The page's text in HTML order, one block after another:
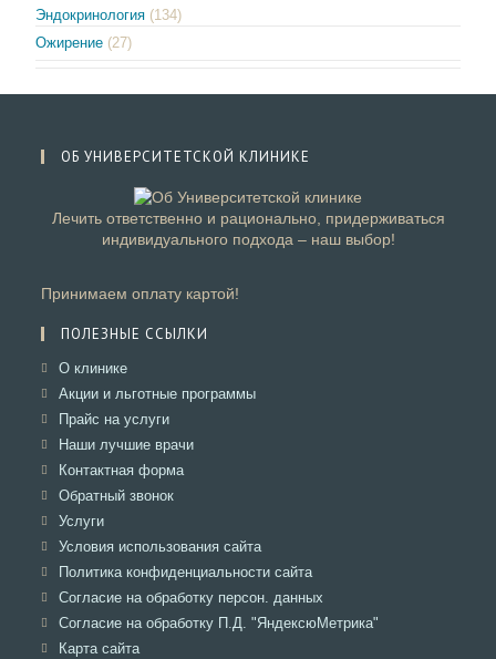
Эндокринология (134)
Ожирение (27)
ОБ УНИВЕРСИТЕТСКОЙ КЛИНИКЕ
Лечить ответственно и рационально, придерживаться
индивидуального подхода – наш выбор!
Принимаем оплату картой!
ПОЛЕЗНЫЕ ССЫЛКИ
О клиникеОткроется
в
вкладке
Акции и льготные программыОткроется
Прайс на услугиОткроется
в
вкладке
Наши лучшие врачиОткроется
Контактная формаОткроется
Обратный звонокОткроется
вкладке
УслугиОткроется
в
вкладке
Условия использования сайтаОткроется
в
вкладке
Политика конфиденциальности сайтаОткроется
в
вкладке
Согласие на обработку персон. данных
в
Согласие на обработку П.Д. "ЯндексюМетрика"
Карта сайтаОткроется